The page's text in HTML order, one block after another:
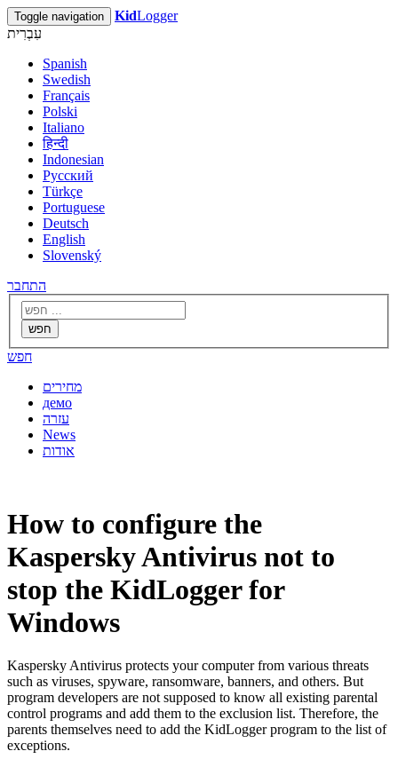
Toggle navigation KidLogger
עִבְרִית
Spanish
Swedish
Français
Polski
Italiano
हिन्दी
Indonesian
Русский
Türkçe
Portuguese
Deutsch
English
Slovenský
התחבר
חפש
חפש
מחירים
демо
עזרה
News
אודות
How to configure the
Kaspersky Antivirus not to
stop the KidLogger for
Windows
Kaspersky Antivirus protects your computer from various threats
such as viruses, spyware, ransomware, banners, and others. But
program developers are not supposed to know all existing parental
control programs and add them to the exclusion list. Therefore, the
parents themselves need to add the KidLogger program to the list of
exceptions.